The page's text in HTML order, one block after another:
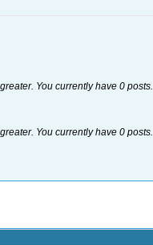
You currently have 0 posts.
You currently have 0 posts.